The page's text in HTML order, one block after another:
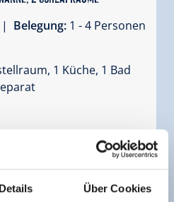
Details Über Cookies
| Belegung: 1 - 4 Personen
1 Küche, 1 Bad